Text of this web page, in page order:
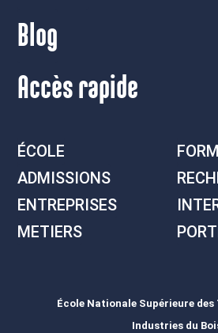
Blog
Accès rapide
ÉCOLE
ADMISSIONS
ENTREPRISES
METIERS
École Nationale Supérieure
Industries du